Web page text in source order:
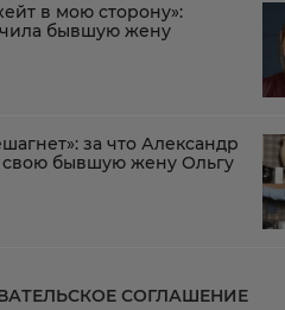
в мою сторону»:
бывшую жену
за что Александр
свою бывшую жену Ольгу
СОГЛАШЕНИЕ